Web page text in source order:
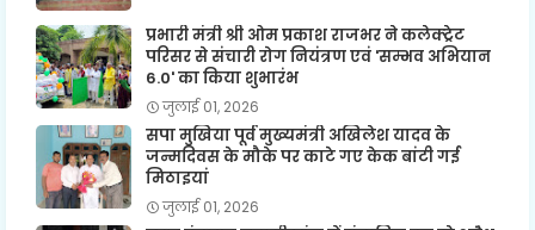
प्रभारी मंत्री श्री ओम प्रकाश राजभर ने कलेक्ट्रेट
परिसर से संचारी रोग नियंत्रण एवं 'सम्भव अभियान
6.0' का किया शुभारंभ
जुलाई 01, 2026
सपा मुखिया पूर्व मुख्यमंत्री अखिलेश यादव के
जन्मदिवस के मौके पर काटे गए केक बांटी गई
मिठाइयां
जुलाई 01, 2026